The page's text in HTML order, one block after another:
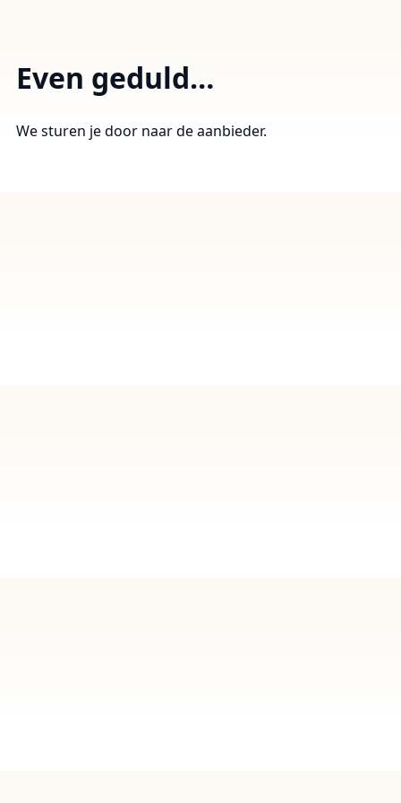
Even geduld…
We sturen je door naar de aanbieder.